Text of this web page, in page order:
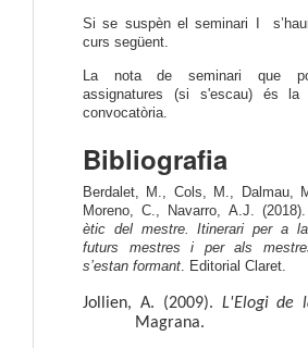
Si se suspèn el seminari I
curs següent.
La nota de seminari que
assignatures (si s'escau) és
convocatòria.
Bibliografia
Berdalet, M., Cols, M., Dalmau,
Moreno, C., Navarro, A.J. (2018).
ètic del mestre. Itinerari per a
futurs mestres i per als
s’estan formant . Editorial Claret.
Jollien, A. (2009). L'Elogi de
Magrana.